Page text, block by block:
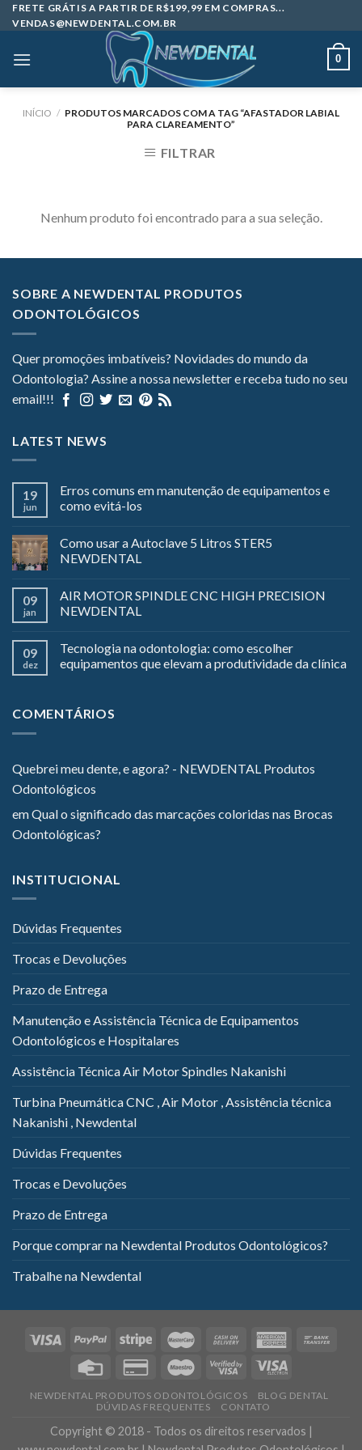
Skip
to
FRETE GRÁTIS A PARTIR DE R$199,99 EM COMPRAS...
VENDAS@NEWDENTAL.COM.BR
0
INÍCIO / PRODUTOS MARCADOS COM A TAG “AFASTADOR LABIAL
PARA CLAREAMENTO”
FILTRAR
Nenhum produto foi encontrado para a sua seleção.
SOBRE A NEWDENTAL PRODUTOS
ODONTOLÓGICOS
Quer promoções imbatíveis? Novidades do mundo da
Odontologia? Assine a nossa newsletter e receba tudo no seu
email!!!
LATEST NEWS
19
jun
Erros comuns em manutenção de equipamentos e
como evitá-los
Como usar a Autoclave 5 Litros STER5
NEWDENTAL
09
jan
AIR MOTOR SPINDLE CNC HIGH PRECISION
NEWDENTAL
09
dez
Tecnologia na odontologia: como escolher
equipamentos que elevam a produtividade da clínica
COMENTÁRIOS
Quebrei meu dente, e agora? - NEWDENTAL Produtos
Odontológicos
emQual o significado das marcações coloridas nas Brocas
Odontológicas?
INSTITUCIONAL
Dúvidas Frequentes
Trocas e Devoluções
Prazo de Entrega
Manutenção e Assistência Técnica de Equipamentos
Odontológicos e Hospitalares
Assistência Técnica Air Motor Spindles Nakanishi
Turbina Pneumática CNC , Air Motor , Assistência técnica
Nakanishi , Newdental
Dúvidas Frequentes
Trocas e Devoluções
Prazo de Entrega
Porque comprar na Newdental Produtos Odontológicos?
Trabalhe na Newdental
NEWDENTAL PRODUTOS ODONTOLÓGICOS
BLOG DENTAL
DÚVIDAS FREQUENTES
CONTATO
Copyright © 2018 - Todos os direitos reservados |